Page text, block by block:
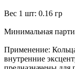
Вес 1 шт: 0.16 гр
Минимальная
Применение:
внутренние